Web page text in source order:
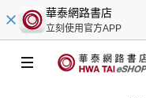
華泰網路書店
立刻使用官方APP